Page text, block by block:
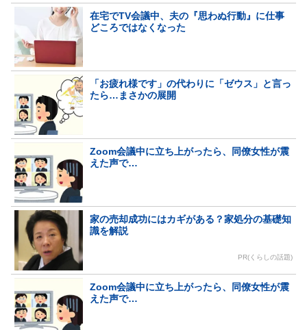
在宅でTV会議中、夫の『思わぬ行動』に仕事
どころではなくなった
「お疲れ様です」の代わりに「ゼウス」と言っ
たら…まさかの展開
Zoom会議中に立ち上がったら、同僚女性が震
えた声で…
家の売却成功にはカギがある？家処分の基礎知
識を解説
PR(くらしの話題)
Zoom会議中に立ち上がったら、同僚女性が震
えた声で…